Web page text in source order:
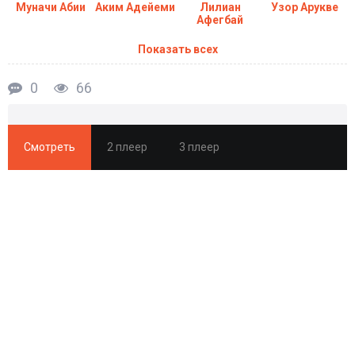
Муначи Абии Аким Адейеми
Лилиан
Афегбай
Узор Арукве
Показать всех
0 66
Смотреть 2 плеер 3 плеер